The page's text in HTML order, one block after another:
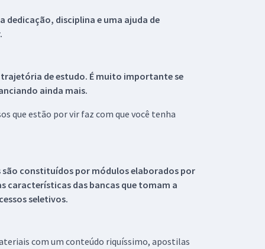
dedicação, disciplina e uma ajuda de
de estudo. É muito importante se
ainda mais.
que estão por vir faz com que você tenha
são constituídos por módulos elaborados por
características das bancas que tomam a
seletivos.
com um conteúdo riquíssimo, apostilas